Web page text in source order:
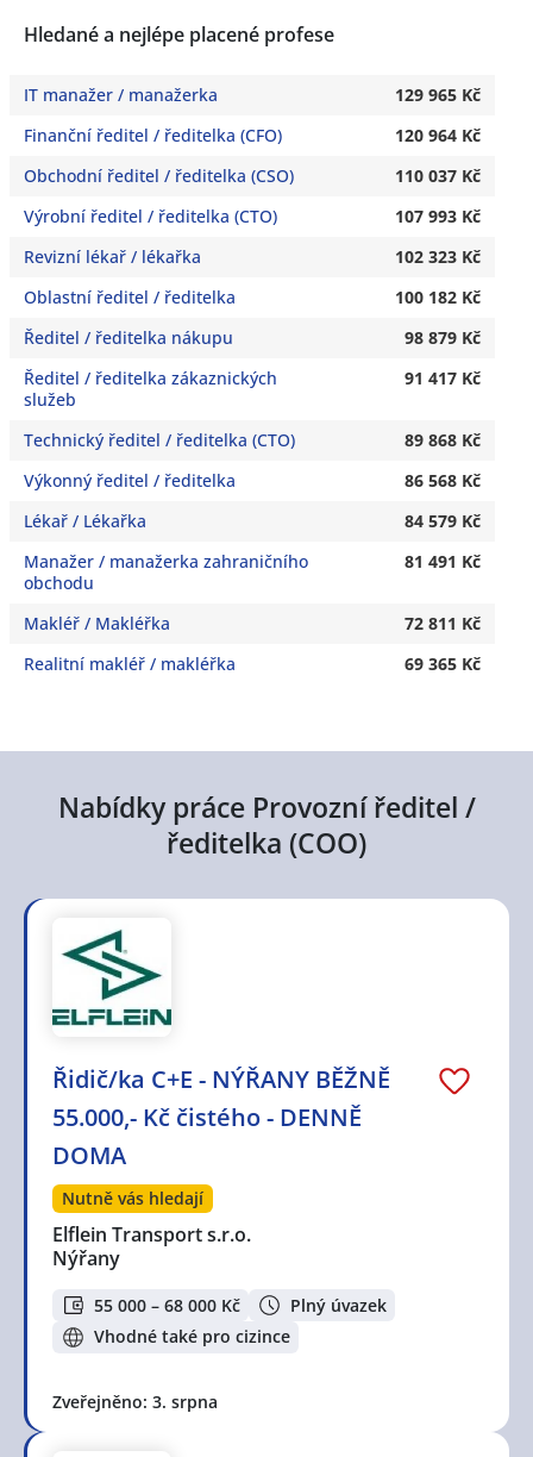
Hledané a nejlépe placené profese
IT manažer / manažerka
129 965 Kč
Finanční ředitel / ředitelka (CFO)
120 964 Kč
Obchodní ředitel / ředitelka (CSO)
110 037 Kč
Výrobní ředitel / ředitelka (CTO)
107 993 Kč
Revizní lékař / lékařka
102 323 Kč
Oblastní ředitel / ředitelka
100 182 Kč
Ředitel / ředitelka nákupu
98 879 Kč
Ředitel / ředitelka zákaznických
služeb
91 417 Kč
Technický ředitel / ředitelka (CTO)
89 868 Kč
Výkonný ředitel / ředitelka
86 568 Kč
Lékař / Lékařka
84 579 Kč
Manažer / manažerka zahraničního
obchodu
81 491 Kč
Makléř / Makléřka
72 811 Kč
Realitní makléř / makléřka
69 365 Kč
Nabídky práce Provozní ředitel /
ředitelka (COO)
Řidič/ka C+E - NÝŘANY BĚŽNĚ
55.000,- Kč čistého - DENNĚ
DOMA
Nutně vás hledají
Elflein Transport s.r.o.
Nýřany
55 000 – 68 000 Kč
Plný úvazek
Vhodné také pro cizince
Zveřejněno: 3. srpna